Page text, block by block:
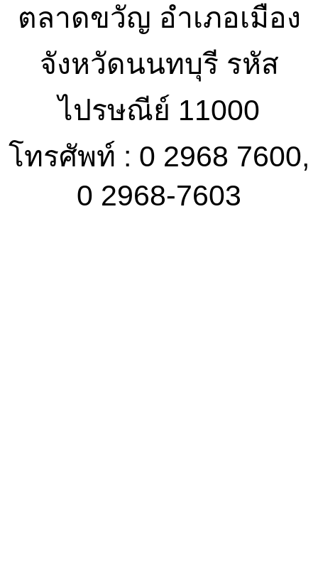
ตลาดขวัญ อำเภอเมือง
จังหวัดนนทบุรี รหัส
ไปรษณีย์ 11000
โทรศัพท์ : 0 2968 7600,
0 2968-7603